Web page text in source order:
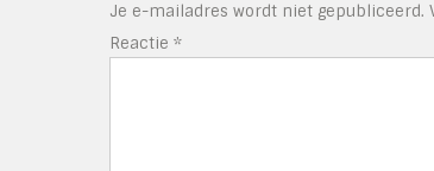
Je e-mailadres wordt niet gepubliceerd.
Reactie *